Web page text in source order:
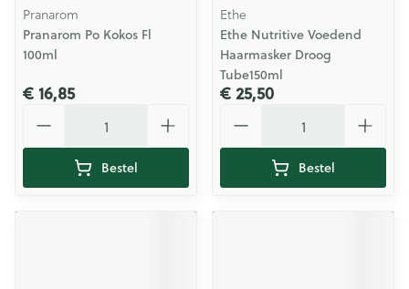
Pranarom
Pranarom Po Kokos Fl
100ml
€ 16,85
Bestel
Ethe
Ethe Nutritive Voedend
Haarmasker Droog
Tube150ml
€ 25,50
Bestel